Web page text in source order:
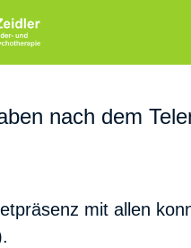
nach dem
mit allen